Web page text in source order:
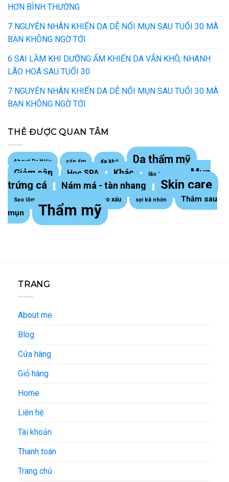
HƠN BÌNH THƯỜNG
7 NGUYÊN NHÂN KHIẾN DA DỄ NỔI MỤN SAU TUỔI 30 MÀ
BẠN KHÔNG NGỜ TỚI
6 SAI LẦM KHI DƯỠNG ẨM KHIẾN DA VẪN KHÔ, NHANH
LÃO HOÁ SAU TUỔI 30
7 NGUYÊN NHÂN KHIẾN DA DỄ NỔI MỤN SAU TUỔI 30 MÀ
BẠN KHÔNG NGỜ TỚI
THẺ ĐƯỢC QUAN TÂM
About Dr Hiếu cấp ẩm da khô Da thẩm mỹ
Giảm cân Học SPA Khác lão hoá da
Mụn
trứng cá
Nám má - tàn nhang Skin care
Sẹo lõm trứng cá Sẹo lồi - sẹo xấu sợi bã nhờn
Thâm sau
mụn
Thẩm mỹ
TRANG
About me
Blog
Cửa hàng
Giỏ hàng
Home
Liên hệ
Tài khoản
Thanh toán
Trang chủ